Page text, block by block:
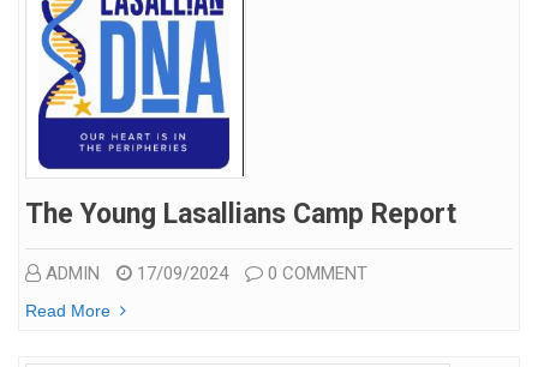
The Young Lasallians Camp Report
ADMIN 17/09/2024 0 COMMENT
Read More